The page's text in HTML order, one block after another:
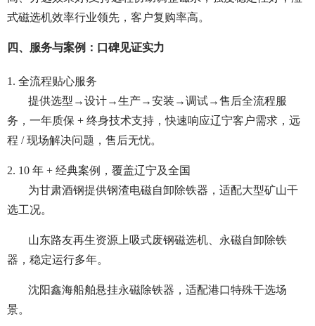
式磁选机效率行业领先，客户复购率高。
四、服务与案例：口碑见证实力
1. 全流程贴心服务
提供选型→设计→生产→安装→调试→售后全流程服
务，一年质保 + 终身技术支持，快速响应辽宁客户需求，远
程 / 现场解决问题，售后无忧。
2. 10 年 + 经典案例，覆盖辽宁及全国
为甘肃酒钢提供钢渣电磁自卸除铁器，适配大型矿山干
选工况。
山东路友再生资源上吸式废钢磁选机、永磁自卸除铁
器，稳定运行多年。
沈阳鑫海船舶悬挂永磁除铁器，适配港口特殊干选场
景。